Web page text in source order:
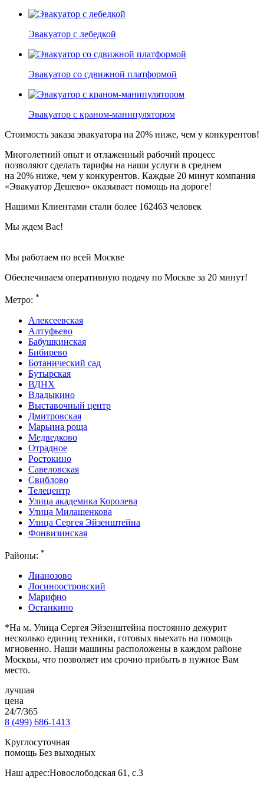
Эвакуатор с лебедкой
Эвакуатор со сдвижной платформой
Эвакуатор с краном-манипулятором
Стоимость заказа эвакуатора на 20% ниже, чем у конкурентов!
Многолетний опыт и отлаженный рабочий процесс
позволяют сделать тарифы на наши услуги в среднем
на 20% ниже, чем у конкурентов. Каждые 20 минут компания
«Эвакуатор Дешево» оказывает помощь на дороге!
Нашими Клиентами стали более 162463 человек
Мы ждем Вас!
Мы работаем по всей Москве
Обеспечиваем оперативную подачу по Москве за 20 минут!
Метро: *
Алексеевская
Алтуфьево
Бабушкинская
Бибирево
Ботанический сад
Бутырская
ВДНХ
Владыкино
Выставочный центр
Дмитровская
Марьина роща
Медведково
Отрадное
Ростокино
Савеловская
Свиблово
Телецентр
Улица академика Королева
Улица Милашенкова
Улица Сергея Эйзенштейна
Фонвизинская
Районы: *
Лианозово
Лосиноостровский
Марифно
Останкино
*На м. Улица Сергея Эйзенштейна постоянно дежурит
несколько единиц техники, готовых выехать на помощь
мгновенно. Наши машины расположены в каждом районе
Москвы, что позволяет им срочно прибыть в нужное Вам
место.
лучшая
цена
24/7/365
8 (499) 686-1413
Круглосуточная
помощь Без выходных
Наш адрес:Новослободская 61, с.3